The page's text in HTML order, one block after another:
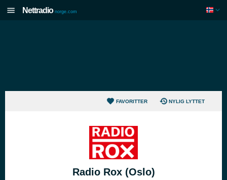
Nettradio norge.com
FAVORITTER NYLIG LYTTET
Radio Rox (Oslo)